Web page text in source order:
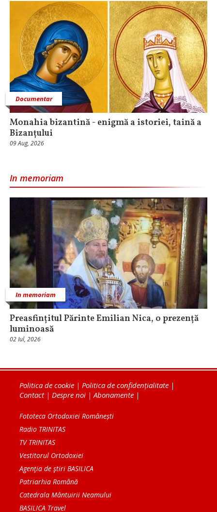
Documentar
Monahia bizantină - enigmă a istoriei, taină a
Bizanțului
09 Aug, 2026
In memoriam
In memoriam
Preasfințitul Părinte Emilian Nica, o prezență
luminoasă
02 Iul, 2026
Politica de cookie | Politica de confidențialitate |
Contact| Despre noi |Abonamente |
Fototeca Ortodoxiei Românești
Radio TRINITAS
TV TRINITAS
Vestitorul Ortodoxiei
Agenţia de ştiri BASILICA
Patriarhia Română
Catedrala Mântuirii Neamului
BASILICA Travel